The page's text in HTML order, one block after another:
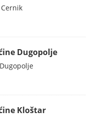
Dugopolje
Kloštar